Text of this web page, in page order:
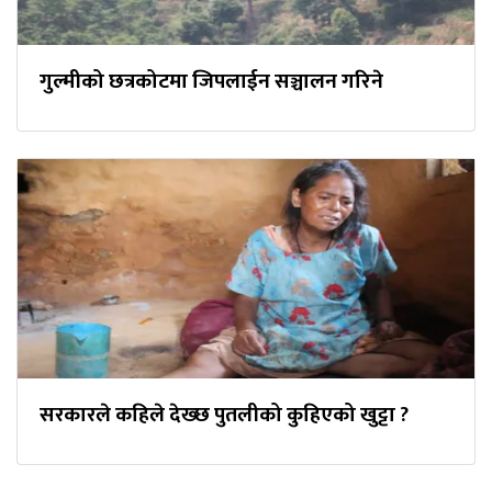
गुल्मीको छत्रकोटमा जिपलाईन सञ्चालन गरिने
सरकारले कहिले देख्छ पुतलीको कुहिएको खुट्टा ?